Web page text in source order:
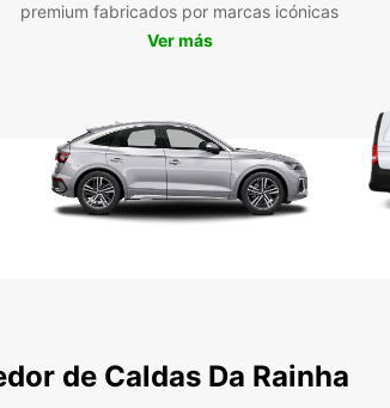
premium fabricados por marcas icónicas
Ver más
de Caldas Da Rainha